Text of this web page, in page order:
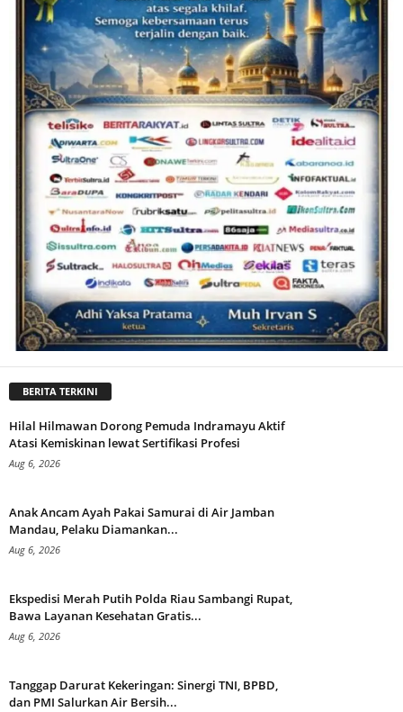
BERITA TERKINI
Hilal Hilmawan Dorong Pemuda Indramayu Aktif
Atasi Kemiskinan lewat Sertifikasi Profesi
Aug 6, 2026
Anak Ancam Ayah Pakai Samurai di Air Jamban
Mandau, Pelaku Diamankan...
Aug 6, 2026
Ekspedisi Merah Putih Polda Riau Sambangi Rupat,
Bawa Layanan Kesehatan Gratis...
Aug 6, 2026
Tanggap Darurat Kekeringan: Sinergi TNI, BPBD,
dan PMI Salurkan Air Bersih...